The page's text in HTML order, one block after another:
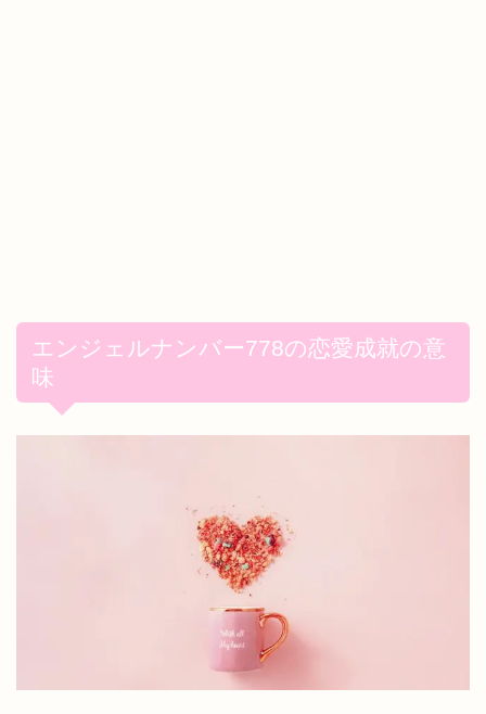
エンジェルナンバー778の恋愛成就の意
味